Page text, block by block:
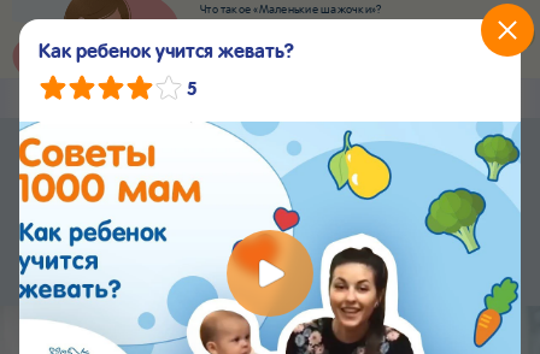
Что такое «Маленькие шажочки»?
Nestlé Baby &me Сервисы
Приложение Nestlé Baby&me
Еще быстрее и удобнее
Установить
Как ребенок учится жевать?
5